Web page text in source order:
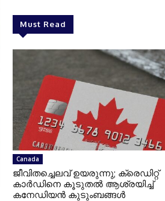
Must Read
Canada
ജീവിതച്ചെലവ് ഉയരുന്നു; ക്രെഡിറ്റ്
കാർഡിനെ കൂടുതൽ ആശ്രയിച്ച്
കനേഡിയൻ കുടുംബങ്ങൾ